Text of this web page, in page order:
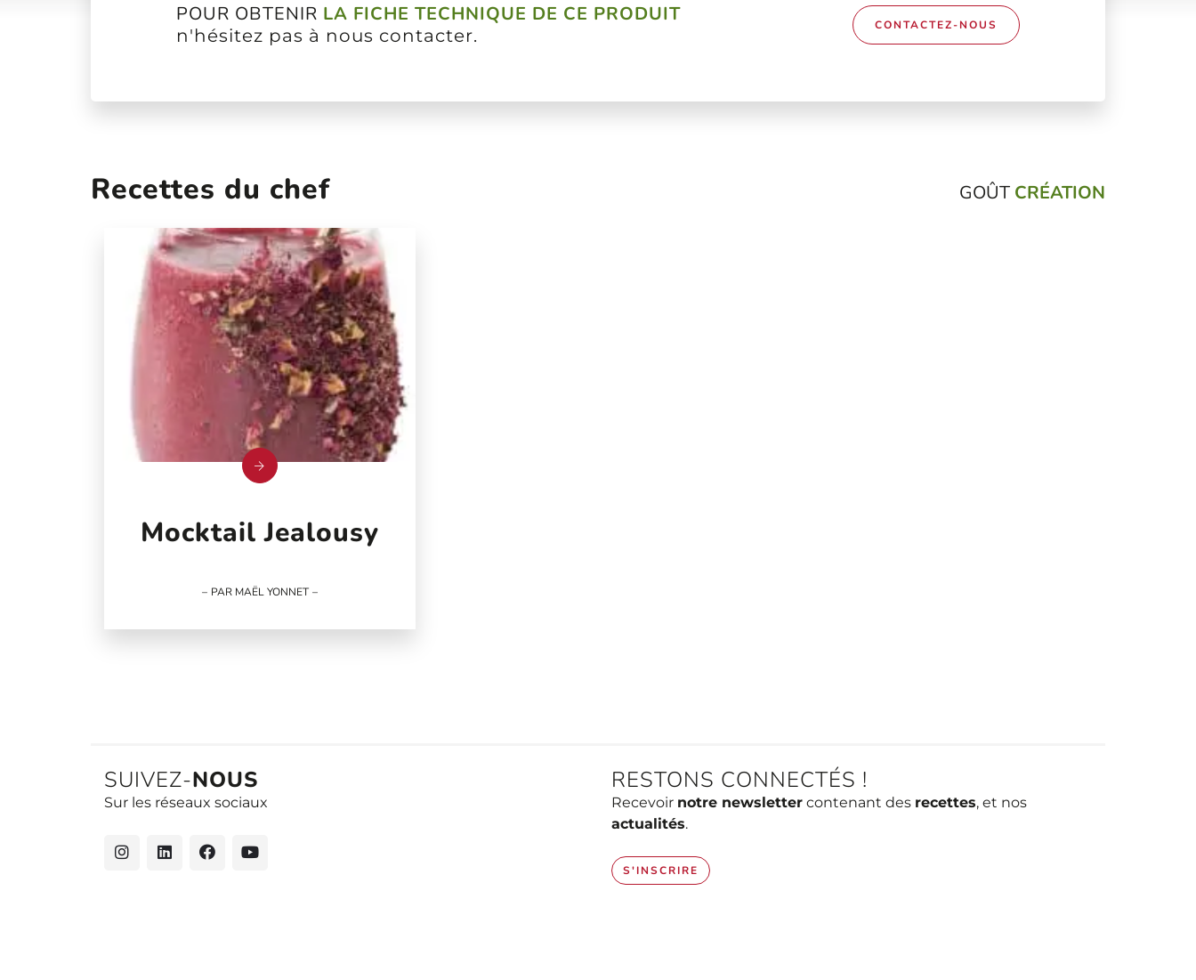
POUR OBTENIR LA FICHE TECHNIQUE DE CE PRODUIT
n'hésitez pas à nous contacter. CONTACTEZ-NOUS
Recettes du chef GOÛT CRÉATION
Mocktail Jealousy
PAR MAËL YONNET
SUIVEZ-NOUS
Sur les réseaux sociaux
RESTONS CONNECTÉS !
Recevoir notre newsletter contenant des recettes, et nos
actualités.
S'INSCRIRE